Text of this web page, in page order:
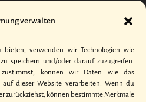
verwalten
verwenden wir Technologien wie
speichern und/oder darauf zuzugreifen.
können wir Daten wie das
dieser Website verarbeiten. Wenn du
zurückziehst, können bestimmte Merkmale